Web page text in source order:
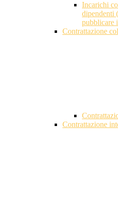
Incarichi
dipendenti
pubblicare
Contrattazione
Contrattazione